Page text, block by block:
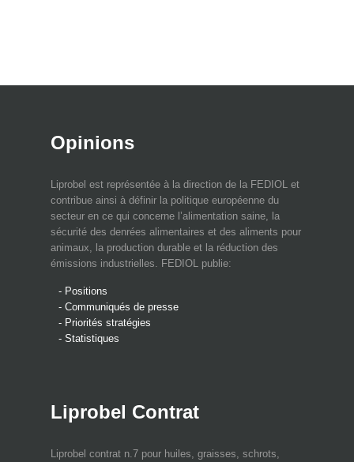
Opinions
Liprobel est représentée à la direction de la FEDIOL et
contribue ainsi à définir la politique européenne du
secteur en ce qui concerne l’alimentation saine, la
sécurité des denrées alimentaires et des aliments pour
animaux, la production durable et la réduction des
émissions industrielles. FEDIOL publie:
- Positions
- Communiqués de presse
- Priorités stratégies
- Statistiques
Liprobel Contrat
Liprobel contrat n.7 pour huiles, graisses, schrots,